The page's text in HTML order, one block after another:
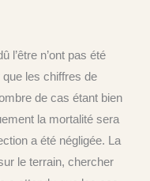
l’être n’ont pas été
les chiffres de
de cas étant bien
la mortalité sera
a été négligée. La
le terrain, chercher